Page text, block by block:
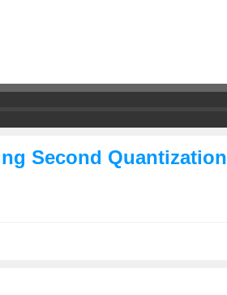
Second Quantization